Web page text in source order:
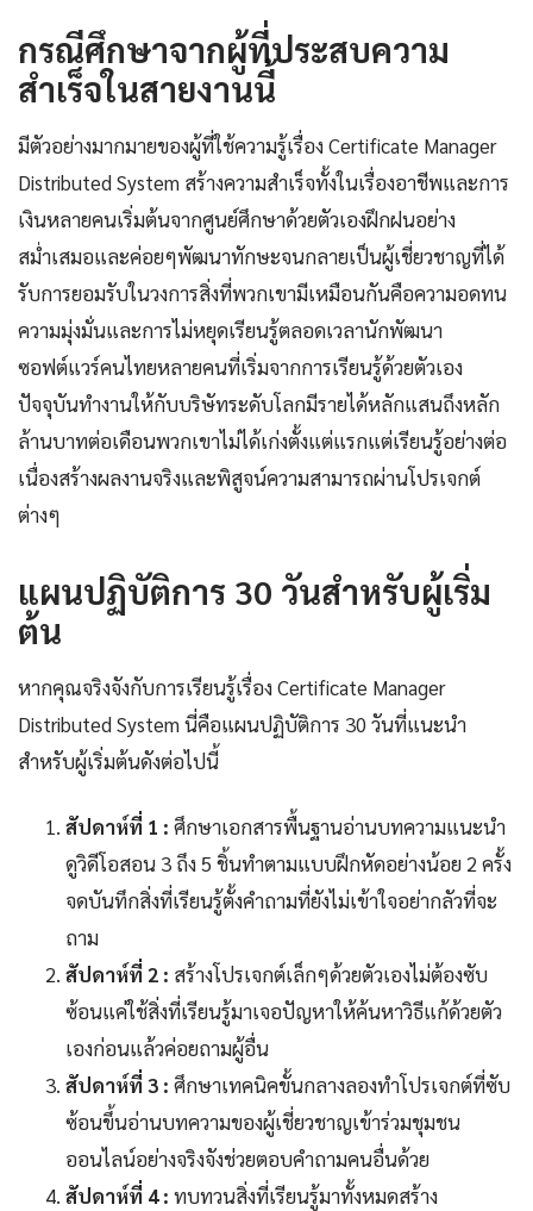
กรณีศึกษาจากผู้ที่ประสบความ
สำเร็จในสายงานนี้
มีตัวอย่างมากมายของผู้ที่ใช้ความรู้เรื่อง Certificate Manager
Distributed System สร้างความสำเร็จทั้งในเรื่องอาชีพและการ
เงินหลายคนเริ่มต้นจากศูนย์ศึกษาด้วยตัวเองฝึกฝนอย่าง
สม่ำเสมอและค่อยๆพัฒนาทักษะจนกลายเป็นผู้เชี่ยวชาญที่ได้
รับการยอมรับในวงการสิ่งที่พวกเขามีเหมือนกันคือความอดทน
ความมุ่งมั่นและการไม่หยุดเรียนรู้ตลอดเวลานักพัฒนา
ซอฟต์แวร์คนไทยหลายคนที่เริ่มจากการเรียนรู้ด้วยตัวเอง
ปัจจุบันทำงานให้กับบริษัทระดับโลกมีรายได้หลักแสนถึงหลัก
ล้านบาทต่อเดือนพวกเขาไม่ได้เก่งตั้งแต่แรกแต่เรียนรู้อย่างต่อ
เนื่องสร้างผลงานจริงและพิสูจน์ความสามารถผ่านโปรเจกต์
ต่างๆ
แผนปฏิบัติการ 30 วันสำหรับผู้เริ่ม
ต้น
หากคุณจริงจังกับการเรียนรู้เรื่อง Certificate Manager
Distributed System นี่คือแผนปฏิบัติการ 30 วันที่แนะนำ
สำหรับผู้เริ่มต้นดังต่อไปนี้
สัปดาห์ที่ 1 : ศึกษาเอกสารพื้นฐานอ่านบทความแนะนำ
ดูวิดีโอสอน 3 ถึง 5 ชิ้นทำตามแบบฝึกหัดอย่างน้อย 2 ครั้ง
จดบันทึกสิ่งที่เรียนรู้ตั้งคำถามที่ยังไม่เข้าใจอย่ากลัวที่จะ
ถาม
สัปดาห์ที่ 2 : สร้างโปรเจกต์เล็กๆด้วยตัวเองไม่ต้องซับ
ซ้อนแค่ใช้สิ่งที่เรียนรู้มาเจอปัญหาให้ค้นหาวิธีแก้ด้วยตัว
เองก่อนแล้วค่อยถามผู้อื่น
สัปดาห์ที่ 3 : ศึกษาเทคนิคขั้นกลางลองทำโปรเจกต์ที่ซับ
ซ้อนขึ้นอ่านบทความของผู้เชี่ยวชาญเข้าร่วมชุมชน
ออนไลน์อย่างจริงจังช่วยตอบคำถามคนอื่นด้วย
สัปดาห์ที่ 4 : ทบทวนสิ่งที่เรียนรู้มาทั้งหมดสร้าง